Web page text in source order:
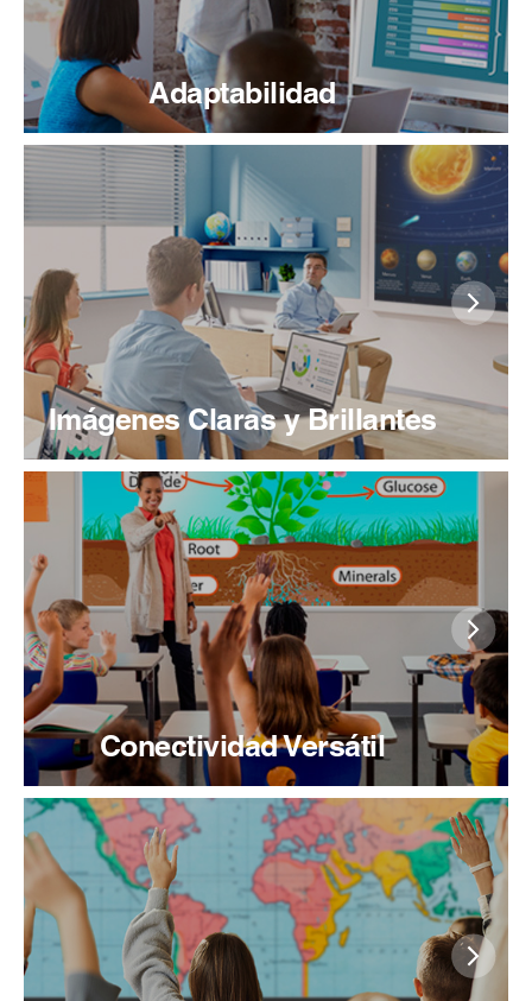
Adaptabilidad
Imágenes Claras y Brillantes
Conectividad Versátil